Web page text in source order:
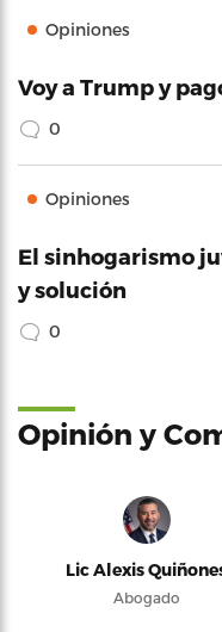
Opiniones
Voy a Trump y
0
Opiniones
El sinhogarismo
y solución
0
Opinión y
Lic Alexis
Abogado